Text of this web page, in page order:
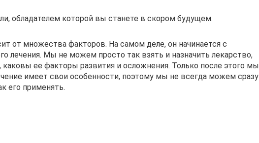
обладателем которой вы станете в скором будущем.
от множества факторов. На самом деле, он начинается с
лечения. Мы не можем просто так взять и назначить лекарство,
каковы ее факторы развития и осложнения. Только после этого мы
имеет свои особенности, поэтому мы не всегда можем сразу
его применять.